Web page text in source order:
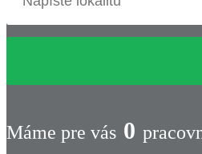
Máme pre vás 0